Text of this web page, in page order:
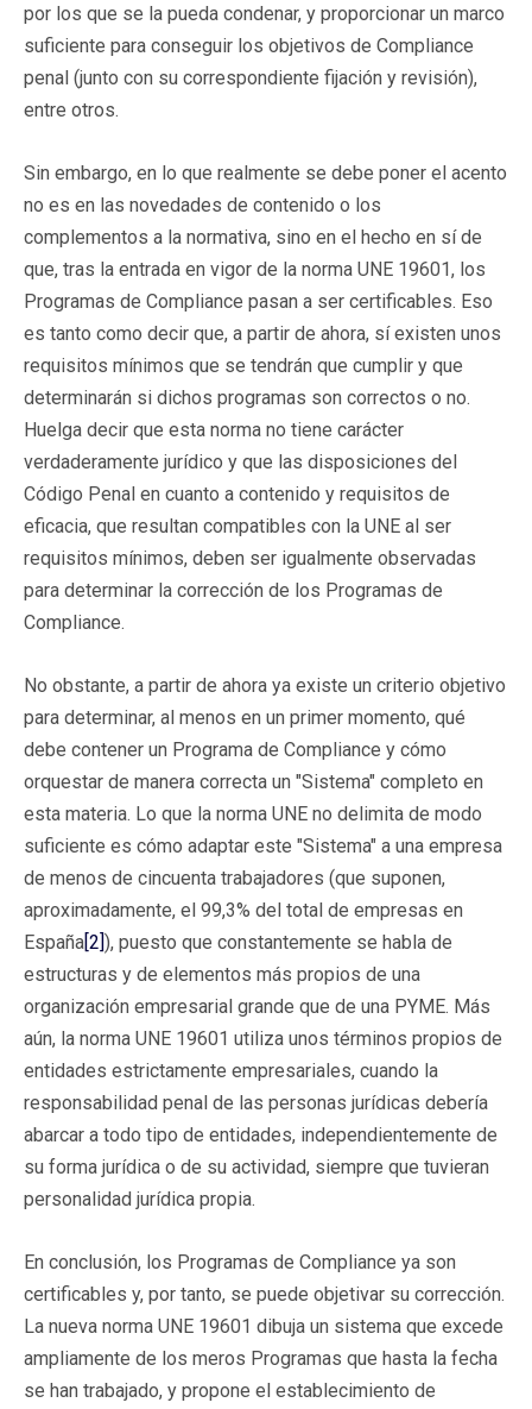
por los que se la pueda condenar, y proporcionar un marco
suficiente para conseguir los objetivos de Compliance
penal (junto con su correspondiente fijación y revisión),
entre otros.
Sin embargo, en lo que realmente se debe poner el acento
no es en las novedades de contenido o los
complementos a la normativa, sino en el hecho en sí de
que, tras la entrada en vigor de la norma UNE 19601, los
Programas de Compliance pasan a ser certificables. Eso
es tanto como decir que, a partir de ahora, sí existen unos
requisitos mínimos que se tendrán que cumplir y que
determinarán si dichos programas son correctos o no.
Huelga decir que esta norma no tiene carácter
verdaderamente jurídico y que las disposiciones del
Código Penal en cuanto a contenido y requisitos de
eficacia, que resultan compatibles con la UNE al ser
requisitos mínimos, deben ser igualmente observadas
para determinar la corrección de los Programas de
Compliance.
No obstante, a partir de ahora ya existe un criterio objetivo
para determinar, al menos en un primer momento, qué
debe contener un Programa de Compliance y cómo
orquestar de manera correcta un "Sistema" completo en
esta materia. Lo que la norma UNE no delimita de modo
suficiente es cómo adaptar este "Sistema" a una empresa
de menos de cincuenta trabajadores (que suponen,
aproximadamente, el 99,3% del total de empresas en
España[2]), puesto que constantemente se habla de
estructuras y de elementos más propios de una
organización empresarial grande que de una PYME. Más
aún, la norma UNE 19601 utiliza unos términos propios de
entidades estrictamente empresariales, cuando la
responsabilidad penal de las personas jurídicas debería
abarcar a todo tipo de entidades, independientemente de
su forma jurídica o de su actividad, siempre que tuvieran
personalidad jurídica propia.
En conclusión, los Programas de Compliance ya son
certificables y, por tanto, se puede objetivar su corrección.
La nueva norma UNE 19601 dibuja un sistema que excede
ampliamente de los meros Programas que hasta la fecha
se han trabajado, y propone el establecimiento de